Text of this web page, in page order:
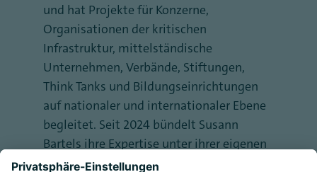
und hat Projekte für Konzerne,
Organisationen der kritischen
Infrastruktur, mittelständische
Unternehmen, Verbände, Stiftungen,
Think Tanks und Bildungseinrichtungen
auf nationaler und internationaler Ebene
begleitet. Seit 2024 bündelt Susann
Bartels ihre Expertise unter ihrer eigenen
Marke „The Strongest Link®“ und